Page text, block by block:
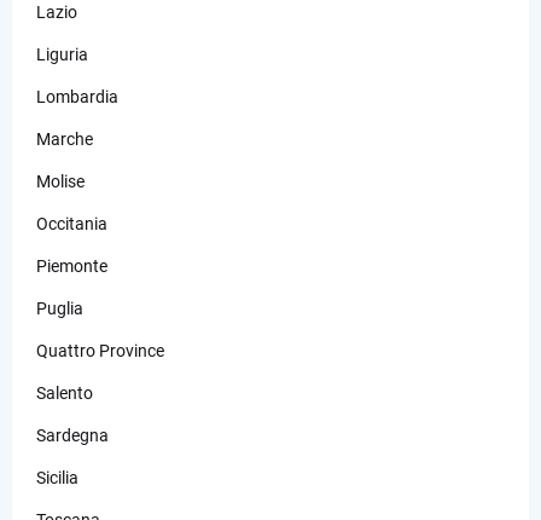
Lazio
Liguria
Lombardia
Marche
Molise
Occitania
Piemonte
Puglia
Quattro Province
Salento
Sardegna
Sicilia